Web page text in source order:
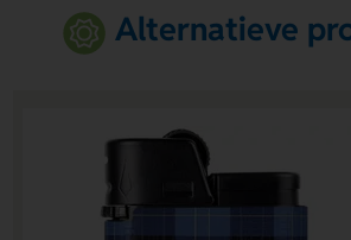
Alternatieve